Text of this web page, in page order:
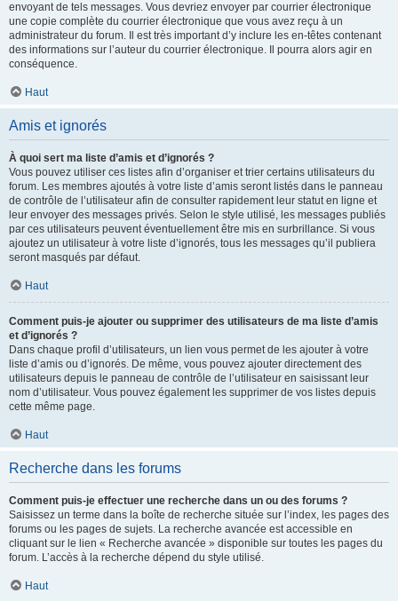
envoyant de tels messages. Vous devriez envoyer par courrier électronique
une copie complète du courrier électronique que vous avez reçu à un
administrateur du forum. Il est très important d’y inclure les en-têtes contenant
des informations sur l’auteur du courrier électronique. Il pourra alors agir en
conséquence.
Haut
Amis et ignorés
À quoi sert ma liste d’amis et d’ignorés ?
Vous pouvez utiliser ces listes afin d’organiser et trier certains utilisateurs du
forum. Les membres ajoutés à votre liste d’amis seront listés dans le panneau
de contrôle de l’utilisateur afin de consulter rapidement leur statut en ligne et
leur envoyer des messages privés. Selon le style utilisé, les messages publiés
par ces utilisateurs peuvent éventuellement être mis en surbrillance. Si vous
ajoutez un utilisateur à votre liste d’ignorés, tous les messages qu’il publiera
seront masqués par défaut.
Haut
Comment puis-je ajouter ou supprimer des utilisateurs de ma liste d’amis
et d’ignorés ?
Dans chaque profil d’utilisateurs, un lien vous permet de les ajouter à votre
liste d’amis ou d’ignorés. De même, vous pouvez ajouter directement des
utilisateurs depuis le panneau de contrôle de l’utilisateur en saisissant leur
nom d’utilisateur. Vous pouvez également les supprimer de vos listes depuis
cette même page.
Haut
Recherche dans les forums
Comment puis-je effectuer une recherche dans un ou des forums ?
Saisissez un terme dans la boîte de recherche située sur l’index, les pages des
forums ou les pages de sujets. La recherche avancée est accessible en
cliquant sur le lien « Recherche avancée » disponible sur toutes les pages du
forum. L’accès à la recherche dépend du style utilisé.
Haut